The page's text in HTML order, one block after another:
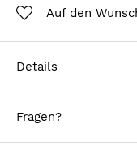
Auf den
Details
Fragen?